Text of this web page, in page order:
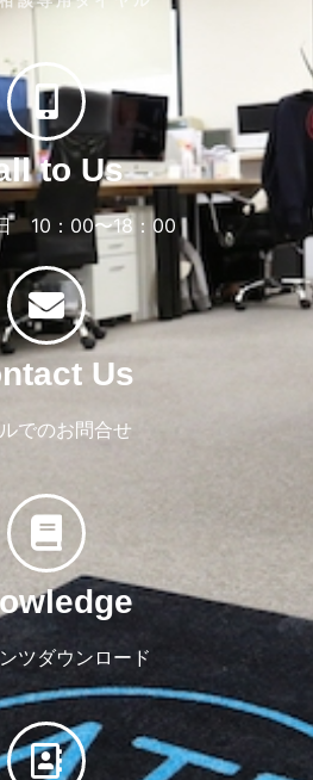
to Us
10：00〜18：00
Us
でのお問合せ
ツダウンロード